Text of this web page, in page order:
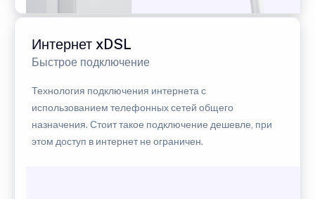
Интернет xDSL
Быстрое подключение
Технология подключения интернета с
использованием телефонных сетей общего
назначения. Стоит такое подключение дешевле, при
этом доступ в интернет не ограничен.